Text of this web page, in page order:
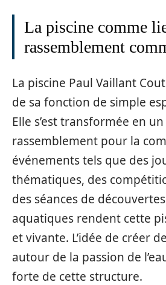
La piscine comme
rassemblement
La piscine Paul Vaillant
de sa fonction de simple
Elle s’est transformée en
rassemblement pour la
événements tels que des
thématiques, des
des séances de
aquatiques rendent cette
et vivante. L’idée de créer
autour de la passion de
forte de cette structure.